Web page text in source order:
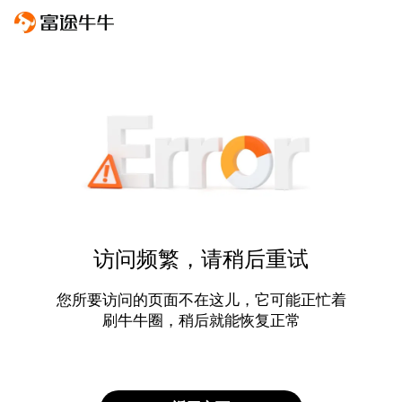
访问频繁，请稍后重试
您所要访问的页面不在这儿，它可能正忙着
刷牛牛圈，稍后就能恢复正常